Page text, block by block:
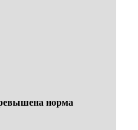
норма